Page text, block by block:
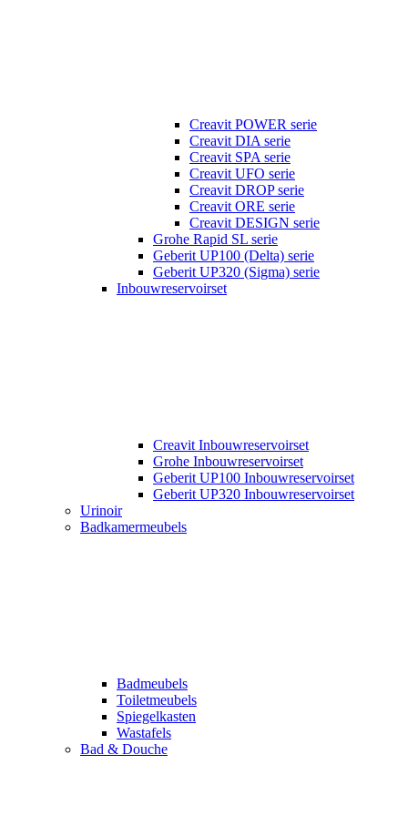
Creavit POWER serie
Creavit DIA serie
Creavit SPA serie
Creavit UFO serie
Creavit DROP serie
Creavit ORE serie
Creavit DESIGN serie
Grohe Rapid SL serie
Geberit UP100 (Delta) serie
Geberit UP320 (Sigma) serie
Inbouwreservoirset
Creavit Inbouwreservoirset
Grohe Inbouwreservoirset
Geberit UP100 Inbouwreservoirset
Geberit UP320 Inbouwreservoirset
Urinoir
Badkamermeubels
Badmeubels
Toiletmeubels
Spiegelkasten
Wastafels
Bad & Douche